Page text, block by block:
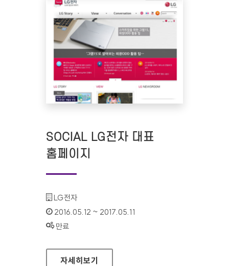
SOCIAL LG전자 대표
홈페이지
기관명 :
LG전자
인증기간 :
2016.05.12 ~ 2017.05.11
상태 :
만료
SOCIAL LG전자 대표 홈페이지
자세히보기